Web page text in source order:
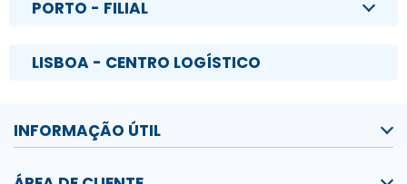
PORTO - FILIAL
LISBOA - CENTRO LOGÍSTICO
INFORMAÇÃO ÚTIL